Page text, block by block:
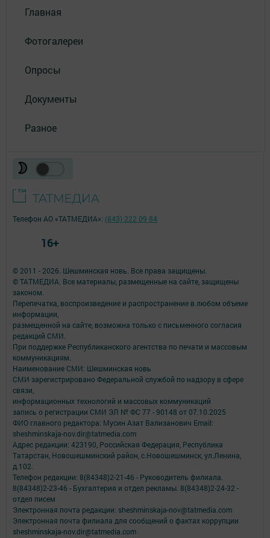
Главная
Фотогалереи
Опросы
Документы
Разное
© 2011 - 2026. Шешминская новь. Все права защищены.
© ТАТМЕДИА. Все материалы, размещенные на сайте, защищены
законом.
Перепечатка, воспроизведение и распространение в любом объеме
информации,
размещенной на сайте, возможна только с письменного согласия
редакций СМИ.
При поддержке Республиканского агентства по печати и массовым
коммуникациям.
Наименование СМИ: Шешминская новь
СМИ зарегистрировано Федеральной службой по надзору в сфере
связи,
информационных технологий и массовых коммуникаций
запись о регистрации СМИ ЭЛ № ФС 77 - 90148 от 07.10.2025
ФИО главного редактора: Мусин Азат Вализанович Email:
sheshminskaja-nov.dir@tatmedia.com
Адрес редакции: 423190, Российская Федерация, Республика
Татарстан, Новошешминский район, с.Новошешминск, ул.Ленина,
д.102.
Телефон редакции: 8(84348)2-21-46 - Руководитель филиала.
8(84348)2-23-46 - Бухгалтерия и отдел рекламы. 8(84348)2-24-32 -
отдел писем
Электронная почта редакции: sheshminskaja-nov@tatmedia.com
Электронная почта филиала для сообщений о фактах коррупции
sheshminskaja-nov.dir@tatmedia.com
Телефон АО «ТАТМЕДИА»: (843) 222 09 84
16+